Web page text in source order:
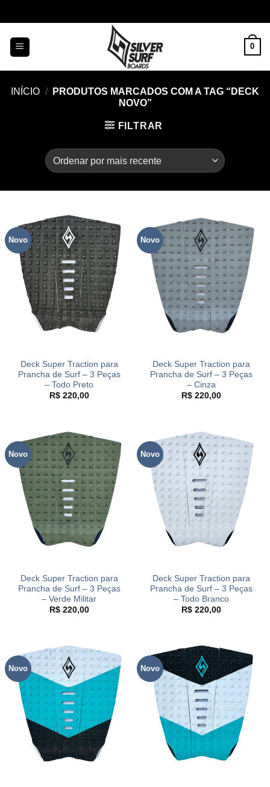
to
content
0
INÍCIO /
PRODUTOS MARCADOS COM A TAG “DECK
NOVO”
FILTRAR
Novo
Deck Super Traction para
Prancha de Surf – 3 Peças
– Todo Preto
R$220,00
Novo
Deck Super Traction para
Prancha de Surf – 3 Peças
– Cinza
R$220,00
Novo
Deck Super Traction para
Prancha de Surf – 3 Peças
– Verde Militar
R$220,00
Novo
Deck Super Traction para
Prancha de Surf – 3 Peças
– Todo Branco
R$220,00
Novo Novo